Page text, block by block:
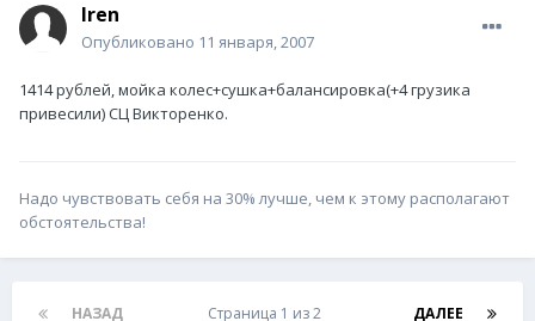
Iren
Опубликовано 11 января, 2007
1414 рублей, мойка колес+сушка+балансировка(+4 грузика
привесили) СЦ Викторенко.
Надо чувствовать себя на 30% лучше, чем к этому располагают
обстоятельства!
НАЗАД ДАЛЕЕ
Страница 1 из 2